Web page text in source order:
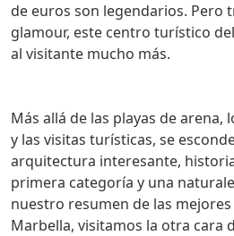
de euros son legendarios. Pero
glamour, este centro turístico
al visitante mucho más.
Más allá de las playas de arena, los cócteles al atardecer
y las visitas turísticas, se
arquitectura interesante,
primera categoría y una
nuestro resumen de las
Marbella, visitamos la otra cara